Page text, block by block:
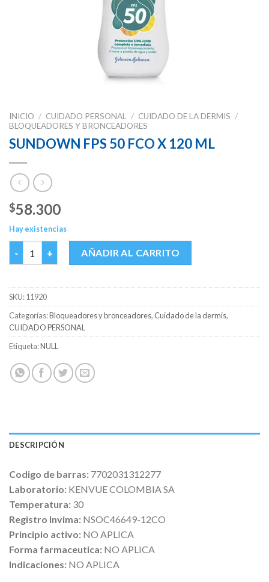
INICIO / CUIDADO PERSONAL / CUIDADO DE LA DERMIS /
BLOQUEADORES Y BRONCEADORES
SUNDOWN FPS 50 FCO X 120 ML
$58.300
Hay existencias
SUNDOWN FPS 50 FCO X 120 ML cantidad
AÑADIR AL CARRITO
SKU:11920
Categorías:Bloqueadores y bronceadores, Cuidado de la dermis,
CUIDADO PERSONAL
Etiqueta:NULL
DESCRIPCIÓN
Codigo de barras: 7702031312277
Laboratorio: KENVUE COLOMBIA SA
Temperatura: 30
Registro Invima: NSOC46649-12CO
Principio activo: NO APLICA
Forma farmaceutica: NO APLICA
Indicaciones: NO APLICA